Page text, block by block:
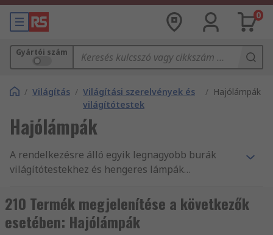
0
Gyártói szám
/ Világítás / Világítási szerelvények és
világítótestek
/ Hajólámpák
Hajólámpák
A rendelkezésre álló egyik legnagyobb burák
világítótestekhez és hengeres lámpák
illetve tartozékok ezreinek másnapi kiszállítása,
és termékeink, valamint szolgáltatásaink magas
minősége mind indok arra, hogy vevőink
210 Termék megjelenítése a következők
esetében: Hajólámpák